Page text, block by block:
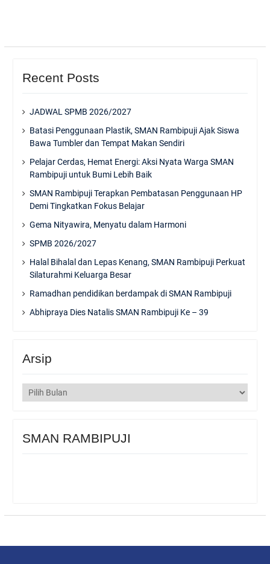
Recent Posts
JADWAL SPMB 2026/2027
Batasi Penggunaan Plastik, SMAN Rambipuji Ajak Siswa
Bawa Tumbler dan Tempat Makan Sendiri
Pelajar Cerdas, Hemat Energi: Aksi Nyata Warga SMAN
Rambipuji untuk Bumi Lebih Baik
SMAN Rambipuji Terapkan Pembatasan Penggunaan HP
Demi Tingkatkan Fokus Belajar
Gema Nityawira, Menyatu dalam Harmoni
SPMB 2026/2027
Halal Bihalal dan Lepas Kenang, SMAN Rambipuji Perkuat
Silaturahmi Keluarga Besar
Ramadhan pendidikan berdampak di SMAN Rambipuji
Abhipraya Dies Natalis SMAN Rambipuji Ke – 39
Arsip
Arsip
SMAN RAMBIPUJI